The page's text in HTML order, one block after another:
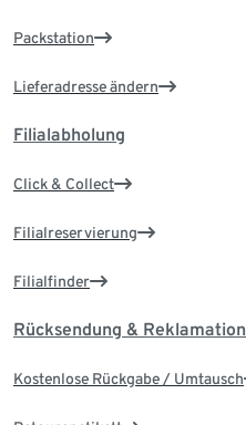
Packstation
Lieferadresse ändern
Filialabholung
Click & Collect
Filialreservierung
Filialfinder
Rücksendung & Reklamation
Kostenlose Rückgabe / Umtausch